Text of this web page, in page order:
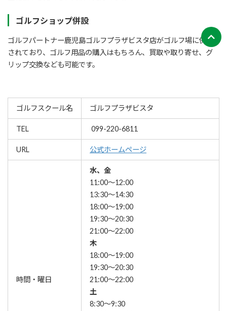
ゴルフショップ併設
ゴルフパートナー鹿児島ゴルフプラザビスタ店がゴルフ場に併設
されており、ゴルフ用品の購入はもちろん、買取や取り寄せ、グ
リップ交換なども可能です。
ゴルフスクール名 ゴルフプラザビスタ
TEL 099-220-6811
URL 公式ホームページ
時間・曜日
水、金
11:00～12:00
13:30～14:30
18:00～19:00
19:30～20:30
21:00～22:00
木
18:00～19:00
19:30～20:30
21:00～22:00
土
8:30～9:30